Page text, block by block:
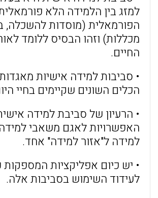
למזג בין הלמידה הלא
הפורמאלית (מוסדות להשכלה,
מכללות) וזהו הבסיס ללומד
החיים.
• סביבות למידה אישיות
הכלים השונים שקיימים בחיי
• הרעיון של סביבת למידה
האפשרויות לאגם משאבי למידה
למידה ל"אזור למידה" אחד.
• יש כיום אפליקציות המספקות
לעידוד השימוש בסביבות אלה.